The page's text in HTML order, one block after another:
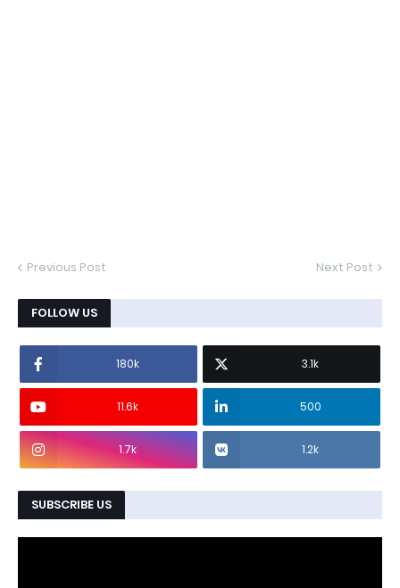
Previous Post Next Post
FOLLOW US
180k 3.1k
11.6k 500
1.7k 1.2k
SUBSCRIBE US